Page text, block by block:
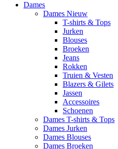
Dames
Dames Nieuw
T-shirts & Tops
Jurken
Blouses
Broeken
Jeans
Rokken
Truien & Vesten
Blazers & Gilets
Jassen
Accessoires
Schoenen
Dames T-shirts & Tops
Dames Jurken
Dames Blouses
Dames Broeken